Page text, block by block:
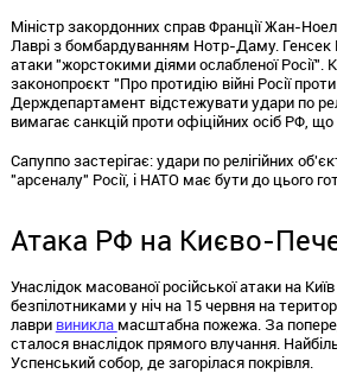
Міністр закордонних справ Франції Жан-
Лаврі з бомбардуванням Нотр-Даму.
атаки "жорстокими діями ослабленої
законопроєкт "Про протидію війні Росії
Держдепартамент відстежувати удари по
вимагає санкцій проти офіційних осіб РФ,
Сапуппо застерігає: удари по релігійних
"арсеналу" Росії, і НАТО має бути до цього
Атака РФ на Києво-
Унаслідок масованої російської атаки на
безпілотниками у ніч на 15 червня на
лаври виникла масштабна пожежа. За
сталося внаслідок прямого влучання.
Успенський собор, де загорілася покрівля.